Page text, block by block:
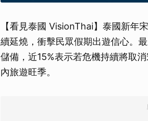
【看見泰國 VisionThai】泰國新年
續延燒，衝擊民眾假期出遊信心。
儲備，近15%表示若危機持續將取
內旅遊旺季。